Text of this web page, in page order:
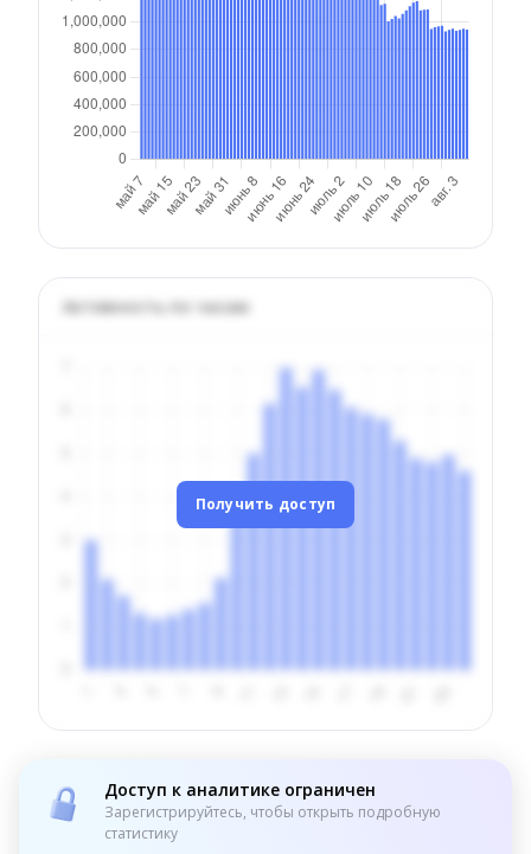
Активность по часам
Получить доступ
Доступ к аналитике ограничен
Зарегистрируйтесь, чтобы открыть подробную
статистику